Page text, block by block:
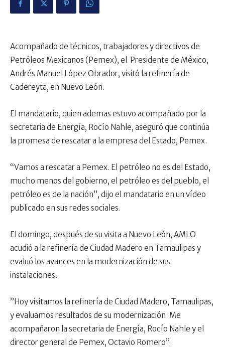
Acompañado de técnicos, trabajadores y directivos de
Petróleos Mexicanos (Pemex), el
Presidente de México,
Andrés Manuel López Obrador, visitó la refinería de
Cadereyta, en Nuevo León.
El mandatario, quien ademas estuvo acompañado por la
secretaria de Energía, Rocío Nahle, aseguró que continúa
la promesa de rescatar a la empresa del Estado, Pemex.
“Vamos a rescatar a Pemex. El petróleo no es del Estado,
mucho menos del gobierno, el petróleo es del pueblo, el
petróleo es de la nación”, dijo el mandatario en un vídeo
publicado en sus redes sociales.
El domingo, después de su visita a Nuevo León, AMLO
acudió a la refinería de Ciudad Madero en Tamaulipas y
evaluó los avances en la modernización de sus
instalaciones.
”Hoy visitamos la refinería de Ciudad Madero, Tamaulipas,
y evaluamos resultados de su modernización. Me
acompañaron la secretaria de Energía, Rocío Nahle y el
director general de Pemex, Octavio Romero”.